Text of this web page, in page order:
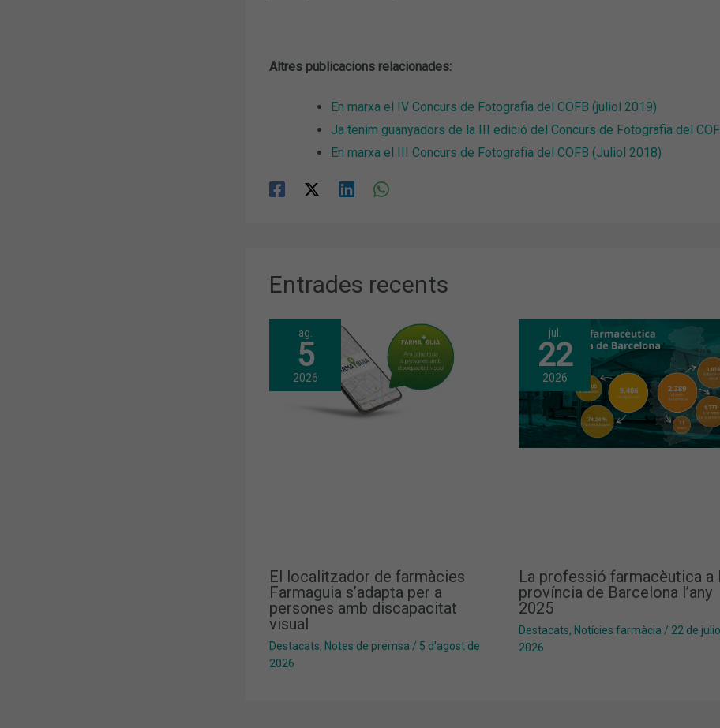
Altres publicacions relacionades:
En marxa el IV Concurs de Fotografia del COFB (juliol 2019)
Ja tenim guanyadors de la III edició del Concurs de Fotografia del
En marxa el III Concurs de Fotografia del COFB (Juliol 2018)
Entrades recents
ag.
5
2026
El localitzador de farmàcies
Farmaguia s’adapta per a
persones amb discapacitat
visual
Destacats, Notes de premsa / 5 d'agost de
2026
jul.
22
2026
La professió farmacèutica a
província de Barcelona l’any
2025
Destacats, Notícies farmàcia / 22 de
2026